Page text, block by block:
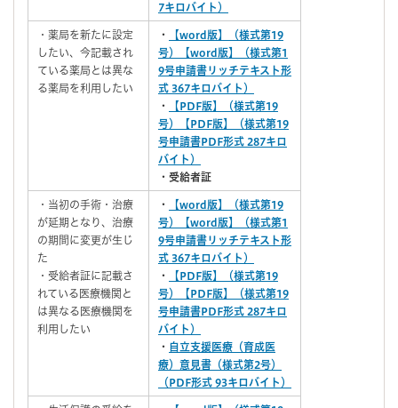
7キロバイト）
・薬局を新たに設定
したい、今記載され
ている薬局とは異な
る薬局を利用したい
・
【word版】（様式第19
号）【word版】（様式第1
9号申請書リッチテキスト形
式 367キロバイト）
・
【PDF版】（様式第19
号）【PDF版】（様式第19
号申請書PDF形式 287キロ
バイト）
・受給者証
・当初の手術・治療
が延期となり、治療
の期間に変更が生じ
た
・受給者証に記載さ
れている医療機関と
は異なる医療機関を
利用したい
・
【word版】（様式第19
号）【word版】（様式第1
9号申請書リッチテキスト形
式 367キロバイト）
・
【PDF版】（様式第19
号）【PDF版】（様式第19
号申請書PDF形式 287キロ
バイト）
・ 自立支援医療（育成医
療）意見書（様式第2号）
（PDF形式 93キロバイト）